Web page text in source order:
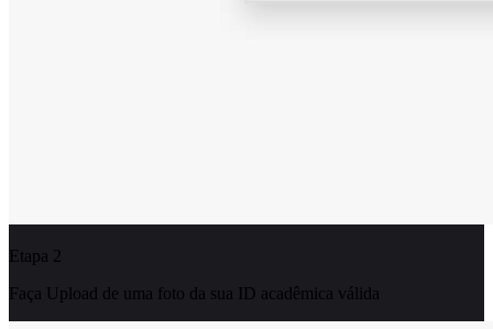
Etapa 2
Faça Upload de uma foto da sua ID acadêmica válida